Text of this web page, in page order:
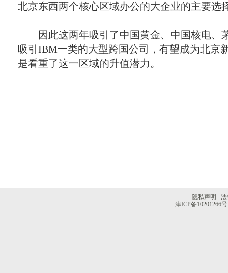
北京东西两个核心区域办公的大企业的主要选
因此这两年吸引了中国黄金、中国核电、
吸引IBM一类的大型跨国公司，有望成为北京
是看重了这一区域的升值潜力。
隐私声明
津ICP备10201266